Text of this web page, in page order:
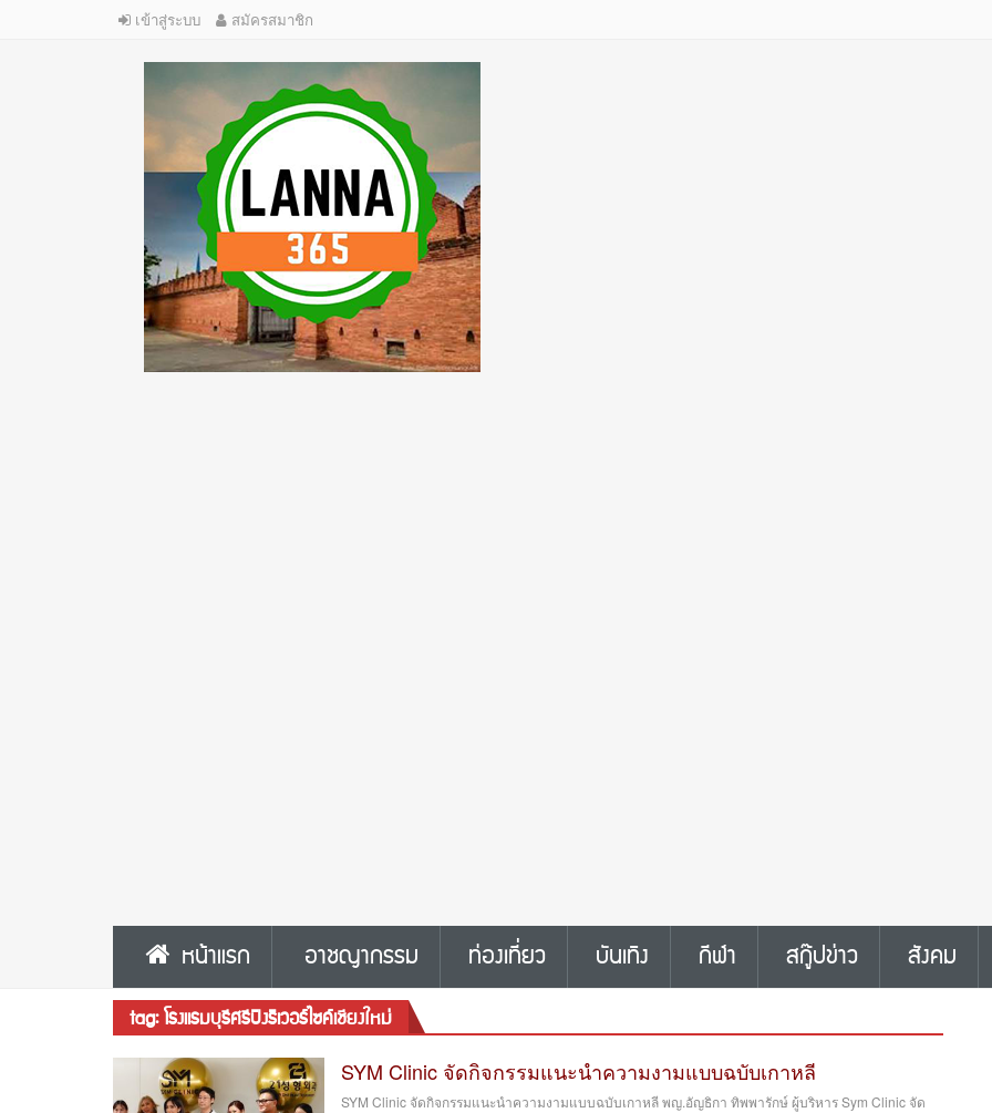
เข้าสู่ระบบ สมัครสมาชิก
หน้าแรก อาชญากรรม ท่องเที่ยว บันเทิง กีฬา สกู๊ปข่าว สังคม
tag: โรงแรมบุรีศรีปิงริเวอร์ไซค์เชียงใหม่
SYM Clinic จัดกิจกรรมแนะนำความงามแบบฉบับเกาหลี
SYM Clinic จัดกิจกรรมแนะนำความงามแบบฉบับเกาหลี พญ.อัญธิกา ทิพพารักษ์ ผู้บริหาร Sym Clinic จัด